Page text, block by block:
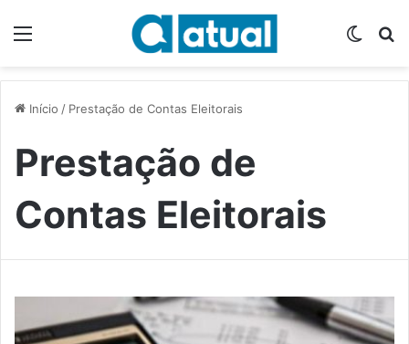
Início / Prestação de Contas Eleitorais
Prestação de
Contas Eleitorais